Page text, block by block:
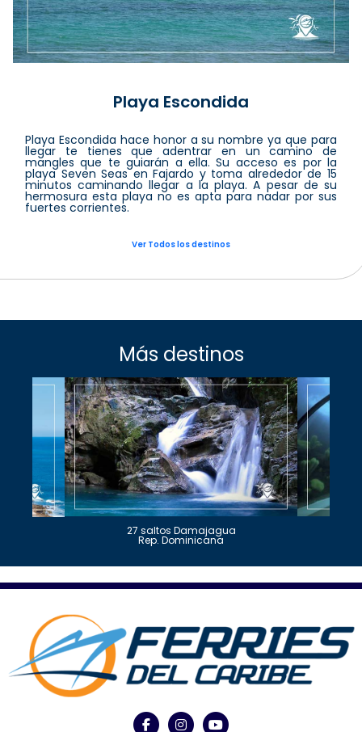
Playa Escondida
Playa Escondida hace honor a su nombre ya que para
llegar te tienes que adentrar en un camino de
mangles que te guiarán a ella. Su acceso es por la
playa Seven Seas en Fajardo y toma alrededor de 15
minutos caminando llegar a la playa. A pesar de su
hermosura esta playa no es apta para nadar por sus
fuertes corrientes.
Ver Todos los destinos
Más destinos
27 saltos Damajagua
Rep. Dominicana